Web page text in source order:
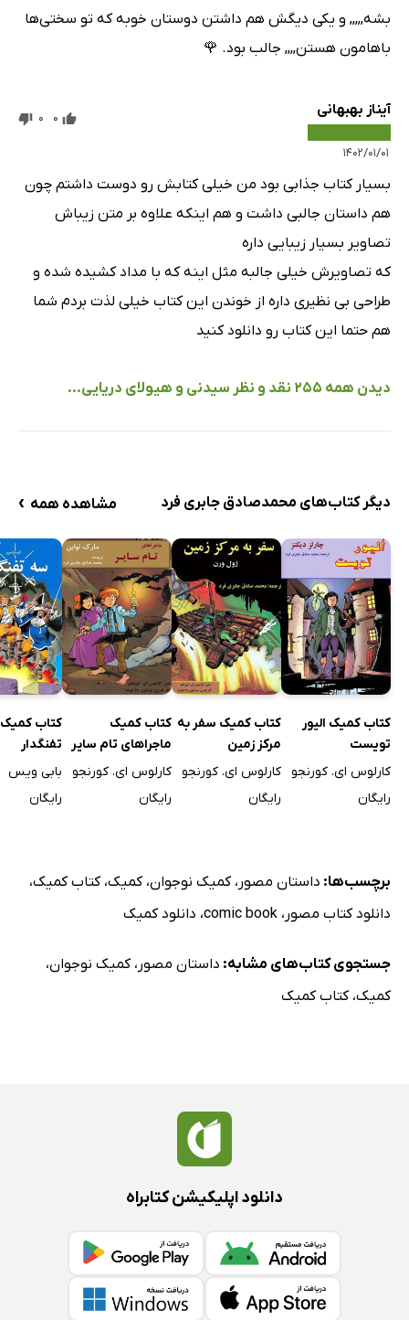
بشه,,,,, و یکی دیگش هم داشتن دوستان خوبه که تو سختی‌ها
باهامون هستن,,,, جالب بود. 🌹
آیناز بهبهانی
۱۴۰۲/۰۱/۰۱
0
0
بسیار کتاب جذابی بود من خیلی کتابش رو دوست داشتم چون
هم داستان جالبی داشت و هم اینکه علاوه بر متن زیباش
تصاویر بسیار زیبایی داره
که تصاویرش خیلی جالبه مثل اینه که با مداد کشیده شده و
طراحی بی نظیری داره از خوندن این کتاب خیلی لذت بردم شما
هم حتما این کتاب رو دانلود کنید
دیدن همه 255 نقد و نظر سیدنی و هیولای دریایی...
دیگر کتاب‌های محمدصادق جابری فرد مشاهده همه ›
کتاب کمیک الیور
تویست
کارلوس ای. کورنجو
رایگان
کتاب کمیک سفر به
مرکز زمین
کارلوس ای. کورنجو
رایگان
کتاب کمیک
ماجراهای تام سایر
کارلوس ای. کورنجو
رایگان
کتاب
تفنگدار
بابی ویس
رایگان
برچسب‌ها: داستان مصور ،کمیک نوجوان،کمیک،کتاب کمیک،
دانلود کتاب مصور ، comic book، دانلود کمیک
جستجوی کتاب‌های مشابه: داستان مصور ،کمیک نوجوان،
کمیک،کتاب کمیک
دانلود اپلیکیشن کتابراه